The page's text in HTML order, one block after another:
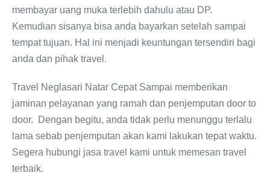
membayar uang muka terlebih dahulu atau DP.
Kemudian sisanya bisa anda bayarkan setelah sampai
tempat tujuan. Hal ini menjadi keuntungan tersendiri bagi
anda dan pihak travel.
Travel Neglasari Natar Cepat Sampai memberikan
jaminan pelayanan yang ramah dan penjemputan door to
door. Dengan begitu, anda tidak perlu menunggu terlalu
lama sebab penjemputan akan kami lakukan tepat waktu.
Segera hubungi jasa travel kami untuk memesan travel
terbaik.